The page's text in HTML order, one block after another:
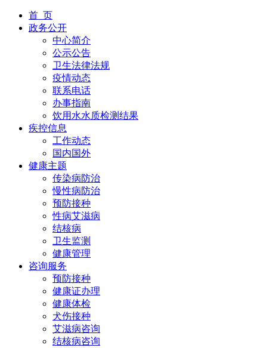
首 页
政务公开
中心简介
公示公告
卫生法律法规
疫情动态
联系电话
办事指南
饮用水水质检测结果
疾控信息
工作动态
国内国外
健康主题
传染病防治
慢性病防治
预防接种
性病艾滋病
结核病
卫生监测
健康管理
咨询服务
预防接种
健康证办理
健康体检
犬伤接种
艾滋病咨询
结核病咨询